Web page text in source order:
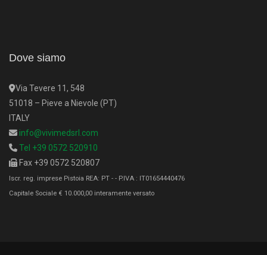
Dove siamo
Via Tevere 11, 548
51018 – Pieve a Nievole (PT)
ITALY
info@vivimedsrl.com
Tel +39 0572 520910
Fax +39 0572 520807
Iscr. reg. imprese Pistoia REA: PT - - P.IVA : IT01654440476
Capitale Sociale € 10.000,00 interamente versato